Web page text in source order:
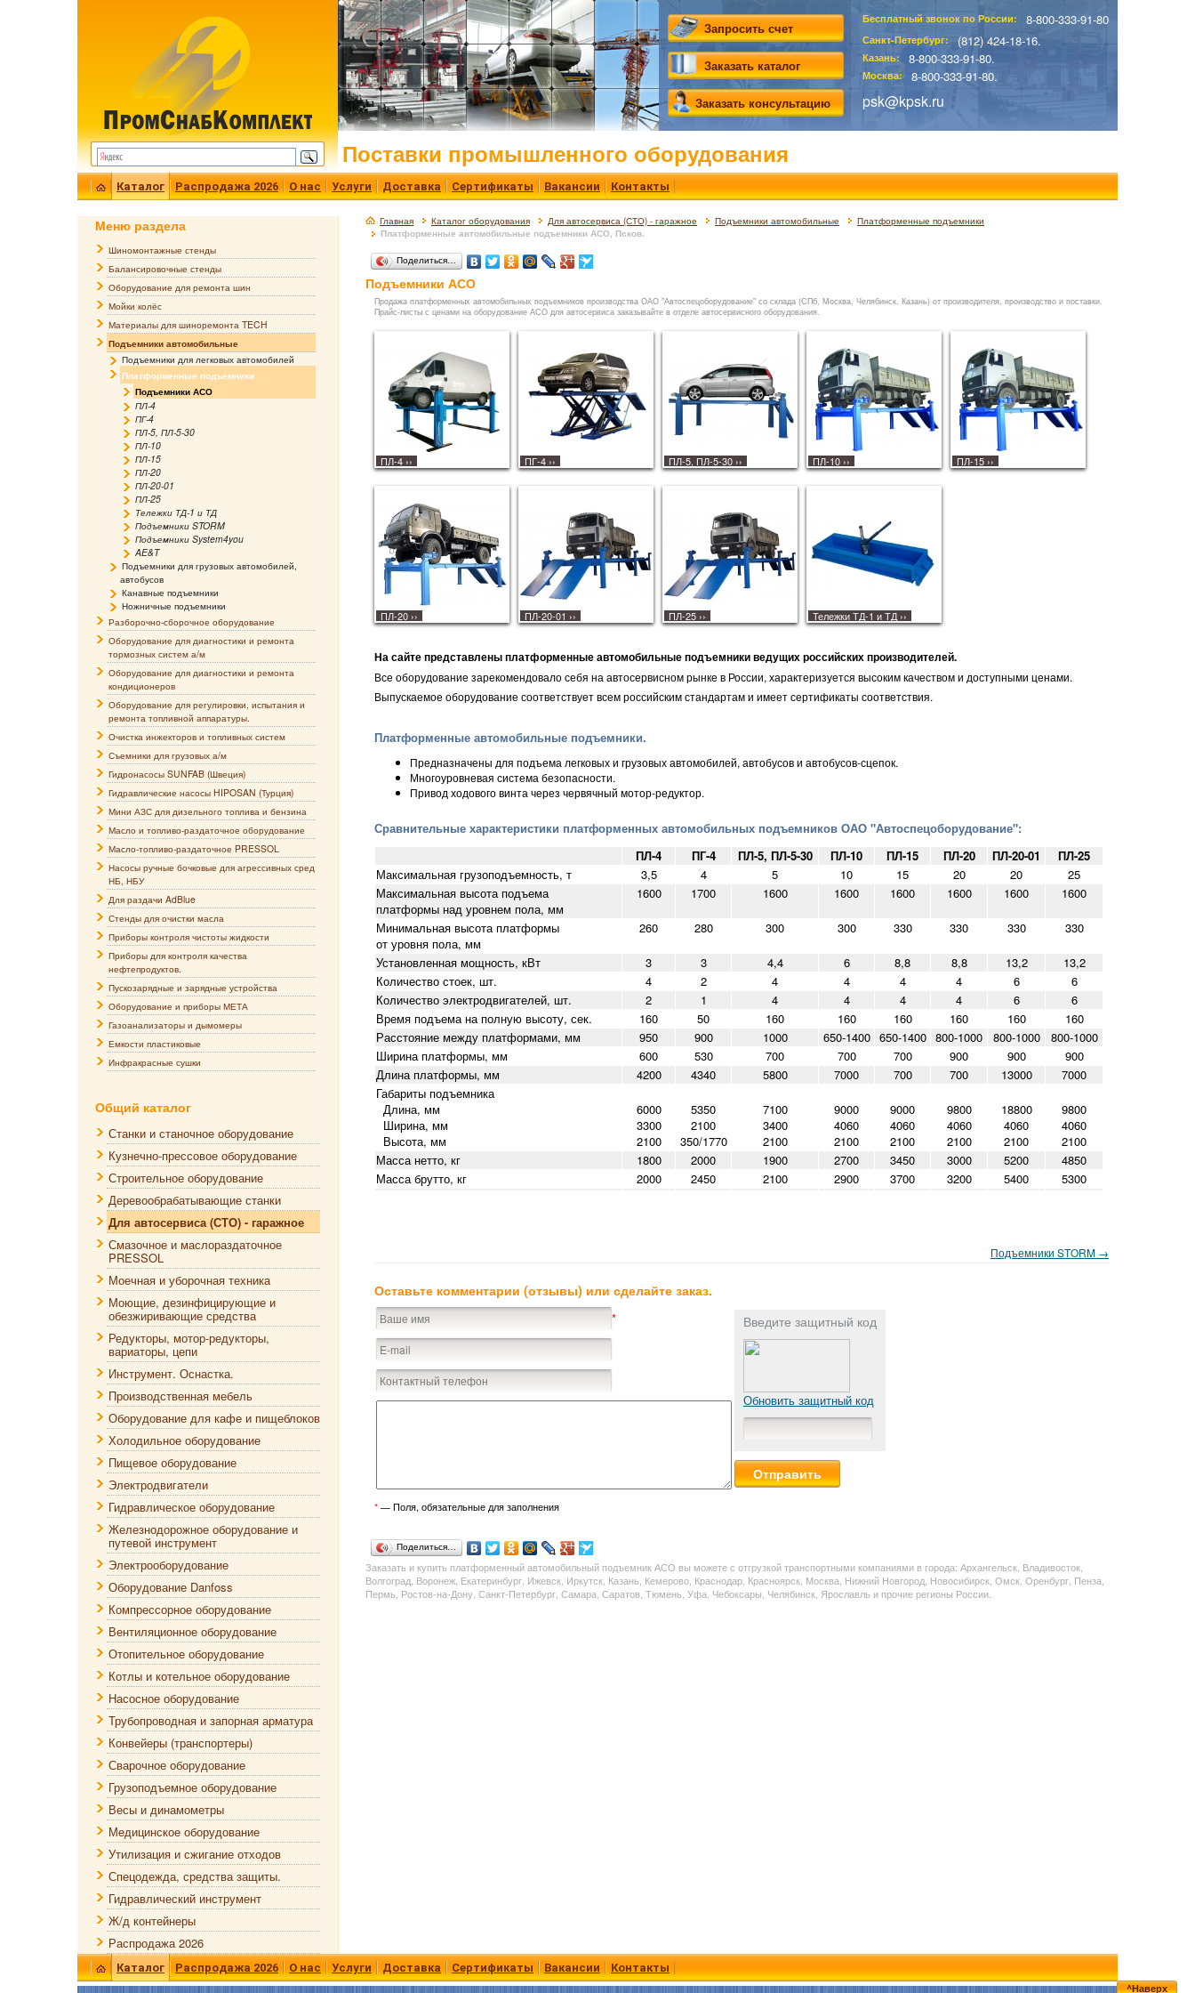
Запросить счет
Заказать каталог
Заказать консультацию
Бесплатный звонок по России: 8-800-333-91-80
Санкт-Петербург: (812) 424-18-16.
Казань: 8-800-333-91-80.
Москва: 8-800-333-91-80.
psk@kpsk.ru
Поставки промышленного оборудования
Каталог Распродажа 2026 О нас Услуги Доставка Сертификаты Вакансии Контакты
Меню раздела
Шиномонтажные стенды
Балансировочные стенды
Оборудование для ремонта шин
Мойки колёс
Материалы для шиноремонта TECH
Подъемники автомобильные
Подъемники для легковых автомобилей
Платформенные подъемники
Подъемники АСО
ПЛ-4
ПГ-4
ПЛ-5, ПЛ-5-30
ПЛ-10
ПЛ-15
ПЛ-20
ПЛ-20-01
ПЛ-25
Тележки ТД-1 и ТД
Подъемники STORM
Подъемники System4you
AE&T
Подъемники для грузовых автомобилей,
автобусов
Канавные подъемники
Ножничные подъемники
Разборочно-сборочное оборудование
Оборудование для диагностики и ремонта
тормозных систем а/м
Оборудование для диагностики и ремонта
кондиционеров
Оборудование для регулировки, испытания и
ремонта топливной аппаратуры.
Очистка инжекторов и топливных систем
Съемники для грузовых а/м
Гидронасосы SUNFAB (Швеция)
Гидравлические насосы HIPOSAN (Турция)
Мини АЗС для дизельного топлива и бензина
Масло и топливо-раздаточное оборудование
Масло-топливо-раздаточное PRESSOL
Насосы ручные бочковые для агрессивных сред
НБ, НБУ
Для раздачи AdBlue
Стенды для очистки масла
Приборы контроля чистоты жидкости
Приборы для контроля качества
нефтепродуктов.
Пускозарядные и зарядные устройства
Оборудование и приборы МЕТА
Газоанализаторы и дымомеры
Емкости пластиковые
Инфракрасные сушки
Общий каталог
Станки и станочное оборудование
Кузнечно-прессовое оборудование
Строительное оборудование
Деревообрабатывающие станки
Для автосервиса (СТО) - гаражное
Смазочное и маслораздаточное
PRESSOL
Моечная и уборочная техника
Моющие, дезинфицирующие и
обезжиривающие средства
Редукторы, мотор-редукторы,
вариаторы, цепи
Инструмент. Оснастка.
Производственная мебель
Оборудование для кафе и пищеблоков
Холодильное оборудование
Пищевое оборудование
Электродвигатели
Гидравлическое оборудование
Железнодорожное оборудование и
путевой инструмент
Электрооборудование
Оборудование Danfoss
Компрессорное оборудование
Вентиляционное оборудование
Отопительное оборудование
Котлы и котельное оборудование
Насосное оборудование
Трубопроводная и запорная арматура
Конвейеры (транспортеры)
Сварочное оборудование
Грузоподъемное оборудование
Весы и динамометры
Медицинское оборудование
Утилизация и сжигание отходов
Спецодежда, средства защиты.
Гидравлический инструмент
Ж/д контейнеры
Распродажа 2026
Главная Каталог оборудования Для автосервиса (СТО) - гаражное Подъемники автомобильные
Платформенные подъемники
Платформенные автомобильные подъемники АСО, Псков.
Поделиться…
Подъемники АСО
Продажа платформенных автомобильных подъемников производства ОАО "Автоспецоборудование" со склада (СПб, Москва, Челябинск, Казань) от производителя, производство и поставки.
Прайс-листы с ценами на оборудование АСО для автосервиса заказывайте в отделе автосервисного оборудования.
ПЛ-4 ›› ПГ-4 ›› ПЛ-5, ПЛ-5-30 ›› ПЛ-10 ›› ПЛ-15 ››
ПЛ-20 ›› ПЛ-20-01 ›› ПЛ-25 ›› Тележки ТД-1 и ТД ››
На сайте представлены платформенные автомобильные подъемники ведущих российских производителей.
Все оборудование зарекомендовало себя на автосервисном рынке в России, характеризуется высоким качеством и доступными ценами.
Выпускаемое оборудование соответствует всем российским стандартам и имеет сертификаты соответствия.
Платформенные автомобильные подъемники.
Предназначены для подъема легковых и грузовых автомобилей, автобусов и автобусов-сцепок.
Многоуровневая система безопасности.
Привод ходового винта через червячный мотор-редуктор.
Сравнительные характеристики платформенных автомобильных подъемников ОАО "Автоспецоборудование":
ПЛ-4
ПГ-4 ПЛ-5, ПЛ-5-30 ПЛ-10 ПЛ-15 ПЛ-20 ПЛ-20-01
ПЛ-25
Максимальная грузоподъемность, т
3,5 4 5 10 15 20 20
25
Максимальная высота подъема
платформы над уровнем пола, мм
1600 1700 1600 1600 1600 1600 1600 1600
Минимальная высота платформы
от уровня пола, мм
260 280 300 300 330 330 330 330
Установленная мощность, кВт 3 3 4,4 6 8,8 8,8 13,2
13,2
Количество стоек, шт.
4 2 4 4 4 4 6
6
Количество электродвигателей, шт.
2 1 4 4 4 4 6
6
Время подъема на полную высоту, сек.
160 50 160 160 160 160 160
160
Расстояние между платформами, мм
950 900 1000 650-1400 650-1400 800-1000 800-1000
800-1000
Ширина платформы, мм
600 530 700 700 700 900 900
900
Длина платформы, мм
4200 4340 5800 7000 700 700 13000
7000
Габариты подъемника
Длина, мм
Ширина, мм
Высота, мм
6000
3300
2100
5350
2100
350/1770
7100
3400
2100
9000
4060
2100
9000
4060
2100
9800
4060
2100
18800
4060
2100
9800
4060
2100
Масса нетто, кг
1800 2000 1900 2700 3450 3000 5200
4850
Масса брутто, кг
2000 2450 2100 2900 3700 3200 5400 5300
Подъемники STORM →
Оставьте комментарии (отзывы) или сделайте заказ.
* Введите защитный код
Обновить защитный код
* — Поля, обязательные для заполнения
Поделиться…
Заказать и купить платформенный автомобильный подъемник АСО вы можете с отгрузкой транспортными компаниями в города: Архангельск, Владивосток,
Волгоград, Воронеж, Екатеринбург, Ижевск, Иркутск, Казань, Кемерово, Краснодар, Красноярск, Москва, Нижний Новгород, Новосибирск, Омск, Оренбург, Пенза,
Пермь, Ростов-на-Дону, Санкт-Петербург, Самара, Саратов, Тюмень, Уфа, Чебоксары, Челябинск, Ярославль и прочие регионы России.
^Наверх
Каталог Распродажа 2026 О нас Услуги Доставка Сертификаты Вакансии Контакты